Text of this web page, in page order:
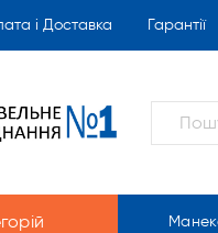
і Доставка Гарантії